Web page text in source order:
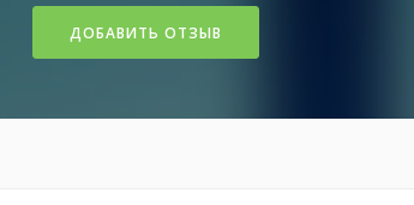
ДОБАВИТЬ ОТЗЫВ